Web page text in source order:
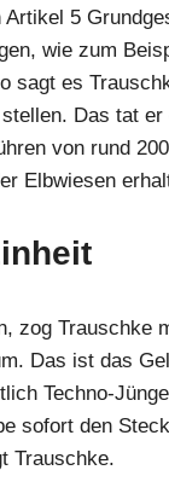
Artikel 5
wie zum
sagt es
Das tat
von rund
Elbwiesen
zog Trauschke
Das ist das
Techno-
sofort den
Trauschke.